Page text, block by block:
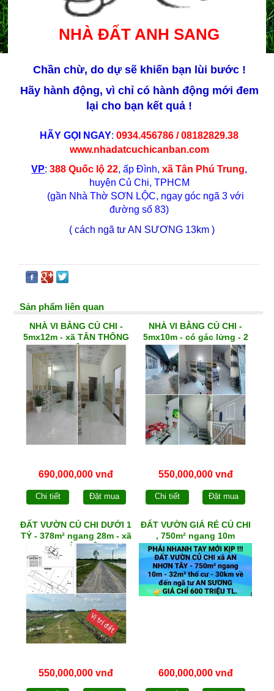
NHÀ ĐẤT ANH SANG
Chần chừ, do dự sẽ khiến bạn lùi bước !
Hãy hành động, vì chỉ có hành động mới đem
lại cho bạn kết quả !
HÃY GỌI NGAY: 0934.456786 / 08182829.38
www.nhadatcuchicanban.com
VP:388 Quốc lộ 22, ấp Đình,xã Tân Phú Trung,
huyện Củ Chi, TPHCM
(gần Nhà Thờ SƠN LỘC, ngay góc ngã 3 với
đường số 83)
( cách ngã tư AN SƯƠNG 13km )
Sản phẩm liên quan
NHÀ VI BẰNG CỦ CHI -
5mx12m - xã TÂN THÔNG
HỘI
690,000,000 vnđ
Chi tiết Đặt mua
NHÀ VI BẰNG CỦ CHI -
5mx10m - có gác lửng - 2
PN
550,000,000 vnđ
Chi tiết Đặt mua
ĐẤT VƯỜN CỦ CHI DƯỚI 1
TỶ - 378m² ngang 28m - xã
PHƯỚC HIỆP
550,000,000 vnđ
ĐẤT VƯỜN GIÁ RẺ CỦ CHI
, 750m² ngang 10m
600,000,000 vnđ